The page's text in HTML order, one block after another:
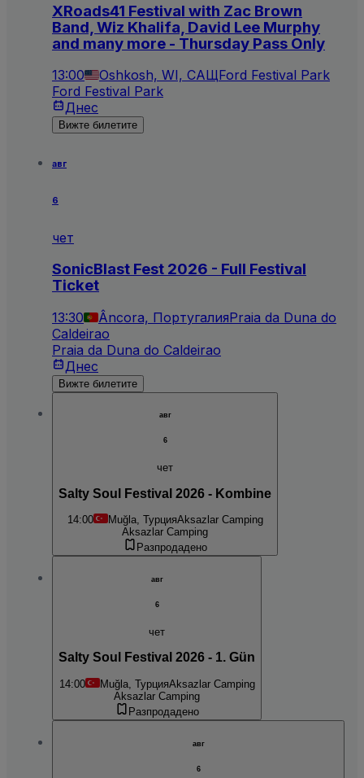
XRoads41 Festival with Zac Brown
Band, Wiz Khalifa, David Lee Murphy
and many more - Thursday Pass Only
13:00 Oshkosh, WI, САЩFord Festival Park
Ford Festival Park
Днес
Вижте билетите
авг
6
чет
SonicBlast Fest 2026 - Full Festival
Ticket
13:30 Âncora, ПортугалияPraia da Duna do
Caldeirao
Praia da Duna do Caldeirao
Днес
Вижте билетите
авг
6
чет
Salty Soul Festival 2026 - Kombine
14:00 Muğla, ТурцияAksazlar Camping
Aksazlar Camping
Разпродадено
авг
6
чет
Salty Soul Festival 2026 - 1. Gün
14:00 Muğla, ТурцияAksazlar Camping
Aksazlar Camping
Разпродадено
авг
6